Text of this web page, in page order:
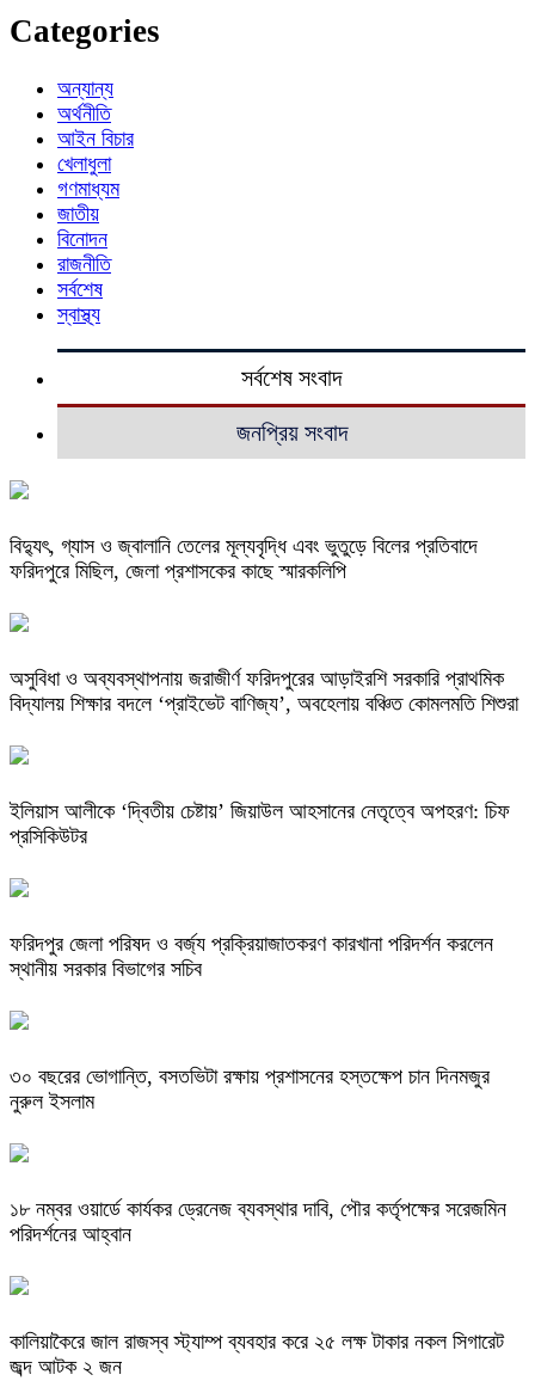
Categories
অন্যান্য
অর্থনীতি
আইন বিচার
খেলাধুলা
গণমাধ্যম
জাতীয়
বিনোদন
রাজনীতি
সর্বশেষ
স্বাস্থ্য
সর্বশেষ সংবাদ
জনপ্রিয় সংবাদ
বিদ্যুৎ, গ্যাস ও জ্বালানি তেলের মূল্যবৃদ্ধি এবং ভুতুড়ে বিলের প্রতিবাদে
ফরিদপুরে মিছিল, জেলা প্রশাসকের কাছে স্মারকলিপি
অসুবিধা ও অব্যবস্থাপনায় জরাজীর্ণ ফরিদপুরের আড়াইরশি সরকারি প্রাথমিক
বিদ্যালয় শিক্ষার বদলে ‘প্রাইভেট বাণিজ্য’, অবহেলায় বঞ্চিত কোমলমতি শিশুরা
ইলিয়াস আলীকে ‘দ্বিতীয় চেষ্টায়’ জিয়াউল আহসানের নেতৃত্বে অপহরণ: চিফ
প্রসিকিউটর
ফরিদপুর জেলা পরিষদ ও বর্জ্য প্রক্রিয়াজাতকরণ কারখানা পরিদর্শন করলেন
স্থানীয় সরকার বিভাগের সচিব
৩০ বছরের ভোগান্তি, বসতভিটা রক্ষায় প্রশাসনের হস্তক্ষেপ চান দিনমজুর
নুরুল ইসলাম
১৮ নম্বর ওয়ার্ডে কার্যকর ড্রেনেজ ব্যবস্থার দাবি, পৌর কর্তৃপক্ষের সরেজমিন
পরিদর্শনের আহ্বান
কালিয়াকৈরে জাল রাজস্ব স্ট্যাম্প ব্যবহার করে ২৫ লক্ষ টাকার নকল সিগারেট
জব্দ আটক ২ জন